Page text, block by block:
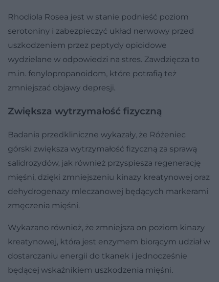
Rhodiola Rosea jest w stanie podnieść poziom
serotoniny i zabezpieczyć układ nerwowy przed
uszkodzeniem przez peptydy opioidowe
wydzielane w odpowiedzi na stres. Zawdzięcza to
m.in. fenylopropanoidom, które potrafią też
zmniejszać objawy depresji.
Zwiększa wytrzymałość fizyczną
Badania przedkliniczne wykazały, że Różeniec
górski zwiększa wytrzymałość fizyczną za sprawą
salidrozydów, jak również przyspiesza regenerację
mięśni, dzięki zmniejszeniu kinazy kreatynowej oraz
dehydrogenazy mleczanowej będących markerami
zmęczenia mięśni.
Wykazano również, że zmniejsza on poziom kinazy
kreatynowej, która jest enzymem biorącym udział w
dostarczaniu energii do tkanek i jednocześnie
będącej wskaźnikiem uszkodzenia mięśni.